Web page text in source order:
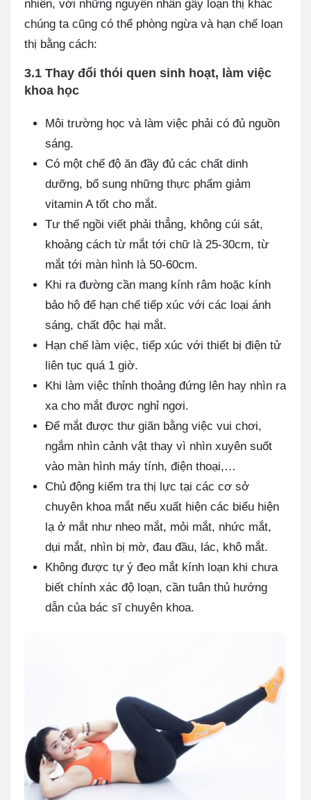
nhiên, với những nguyên nhân gây loạn thị khác
chúng ta cũng có thể phòng ngừa và hạn chế loạn
thị bằng cách:
3.1 Thay đổi thói quen sinh hoạt, làm việc
khoa học
Môi trường học và làm việc phải có đủ nguồn
sáng.
Có một chế độ ăn đầy đủ các chất dinh
dưỡng, bổ sung những thực phẩm giảm
vitamin A tốt cho mắt.
Tư thế ngồi viết phải thẳng, không cúi sát,
khoảng cách từ mắt tới chữ là 25-30cm, từ
mắt tới màn hình là 50-60cm.
Khi ra đường cần mang kính râm hoặc kính
bảo hộ để hạn chế tiếp xúc với các loại ánh
sáng, chất độc hại mắt.
Hạn chế làm việc, tiếp xúc với thiết bị điện tử
liên tục quá 1 giờ.
Khi làm việc thỉnh thoảng đứng lên hay nhìn ra
xa cho mắt được nghỉ ngơi.
Để mắt được thư giãn bằng việc vui chơi,
ngắm nhìn cảnh vật thay vì nhìn xuyên suốt
vào màn hình máy tính, điện thoại,…
Chủ động kiểm tra thị lực tại các cơ sở
chuyên khoa mắt nếu xuất hiện các biểu hiện
lạ ở mắt như nheo mắt, mỏi mắt, nhức mắt,
dụi mắt, nhìn bị mờ, đau đầu, lác, khô mắt.
Không được tự ý đeo mắt kính loạn khi chưa
biết chính xác độ loạn, cần tuân thủ hướng
dẫn của bác sĩ chuyên khoa.